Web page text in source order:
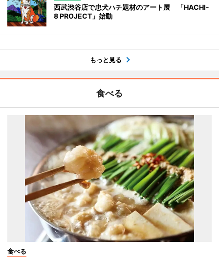
西武渋谷店で忠犬ハチ題材のアート展 「HACHI-
8 PROJECT」始動
もっと見る
食べる
食べる